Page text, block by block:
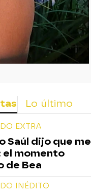
Lo último
EXTRA
Saúl dijo que me
el momento
de Bea
INÉDITO